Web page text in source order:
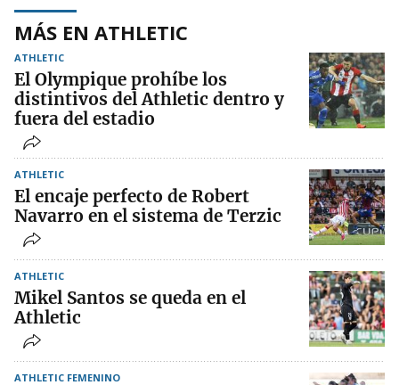
MÁS EN ATHLETIC
ATHLETIC
El Olympique prohíbe los
distintivos del Athletic dentro y
fuera del estadio
ATHLETIC
El encaje perfecto de Robert
Navarro en el sistema de Terzic
ATHLETIC
Mikel Santos se queda en el
Athletic
ATHLETIC FEMENINO